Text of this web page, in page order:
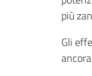
più
Gli